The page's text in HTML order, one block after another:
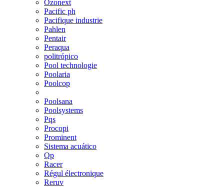
Ozonext
Pacific ph
Pacifique industrie
Pahlen
Pentair
Peraqua
politrópico
Pool technologie
Poolaria
Poolcop
Poolsana
Poolsystems
Pqs
Procopi
Prominent
Sistema acuático
Qp
Racer
Régul électronique
Reruv